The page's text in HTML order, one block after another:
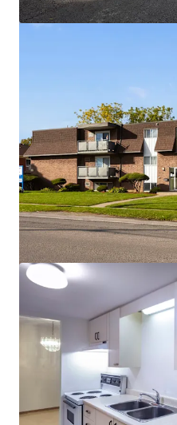
Les Résidences André-
1300 Rue Ducas, Montréal,
61 unités